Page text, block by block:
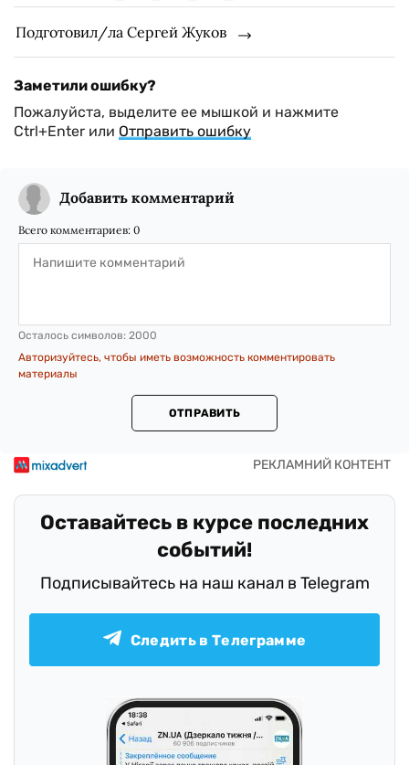
Подготовил/ла Сергей Жуков
Заметили ошибку?
Пожалуйста, выделите ее мышкой и нажмите
Ctrl+Enter или Отправить ошибку
Добавить комментарий
Всего комментариев: 0
Осталось символов: 2000
Авторизуйтесь, чтобы иметь возможность комментировать
материалы
ОТПРАВИТЬ
Оставайтесь в курсе последних
событий!
Подписывайтесь на наш канал в Telegram
Следить в Телеграмме